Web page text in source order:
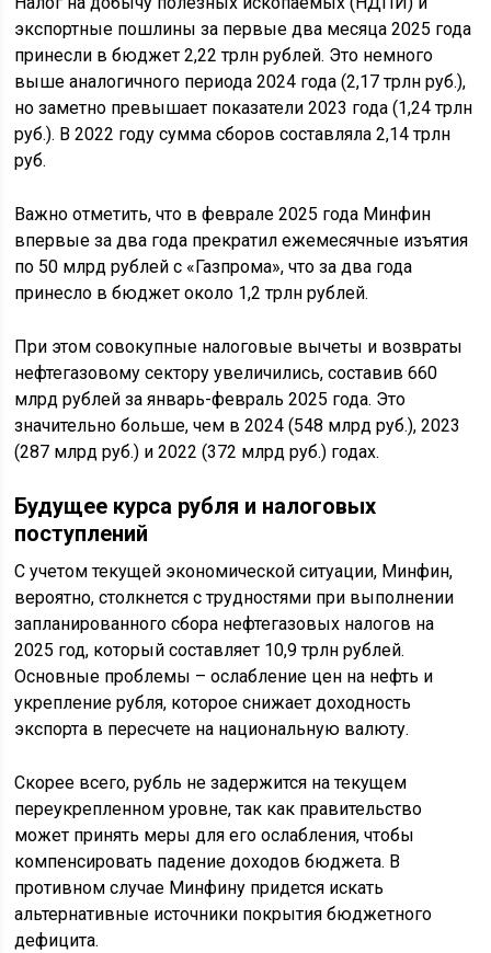
экспортные пошлины за первые два месяца 2025 года
принесли в бюджет 2,22 трлн рублей. Это немного
выше аналогичного периода 2024 года (2,17 трлн руб.),
но заметно превышает показатели 2023 года (1,24 трлн
руб.). В 2022 году сумма сборов составляла 2,14 трлн
руб.
Важно отметить, что в феврале 2025 года Минфин
впервые за два года прекратил ежемесячные изъятия
по 50 млрд рублей с «Газпрома», что за два года
принесло в бюджет около 1,2 трлн рублей.
При этом совокупные налоговые вычеты и возвраты
нефтегазовому сектору увеличились, составив 660
млрд рублей за январь-февраль 2025 года. Это
значительно больше, чем в 2024 (548 млрд руб.), 2023
(287 млрд руб.) и 2022 (372 млрд руб.) годах.
Будущее курса рубля и налоговых
поступлений
С учетом текущей экономической ситуации, Минфин,
вероятно, столкнется с трудностями при выполнении
запланированного сбора нефтегазовых налогов на
2025 год, который составляет 10,9 трлн рублей.
Основные проблемы – ослабление цен на нефть и
укрепление рубля, которое снижает доходность
экспорта в пересчете на национальную валюту.
Скорее всего, рубль не задержится на текущем
переукрепленном уровне, так как правительство
может принять меры для его ослабления, чтобы
компенсировать падение доходов бюджета. В
противном случае Минфину придется искать
альтернативные источники покрытия бюджетного
дефицита.